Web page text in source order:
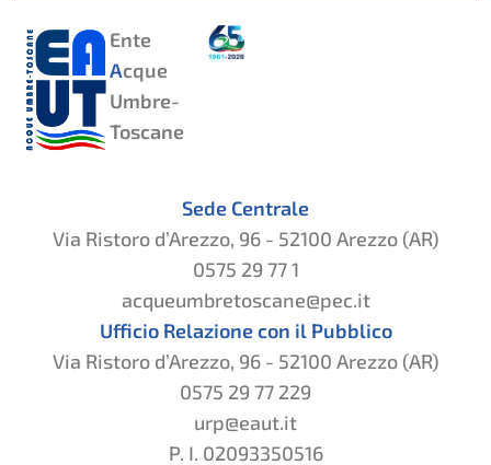
Ente
Acque
Umbre-
Toscane
Sede Centrale
Via Ristoro d’Arezzo, 96 - 52100 Arezzo (AR)
0575 29 77 1
acqueumbretoscane@pec.it
Ufficio Relazione con il Pubblico
Via Ristoro d’Arezzo, 96 - 52100 Arezzo (AR)
0575 29 77 229
urp@eaut.it
P. I. 02093350516